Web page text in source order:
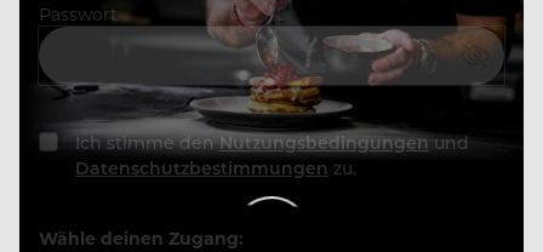
Passwort
Ich stimme denNutzungsbedingungen und
Datenschutzbestimmungen zu.
Wähle deinen Zugang: